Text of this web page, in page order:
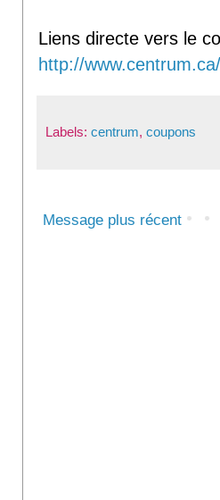
Liens directe vers le
http://
Labels: centrum, coupons
Message plus récent